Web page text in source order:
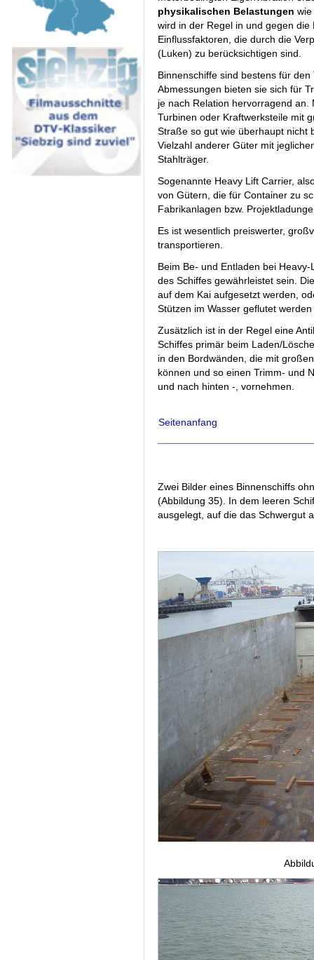
physikalischen Belastungen
wird in der Regel in und gegen
Einflussfaktoren, die durch die
(Luken) zu berücksichtigen sind.
Binnenschiffe sind bestens für
Abmessungen bieten sie sich für
je nach Relation hervorragend
Turbinen oder Kraftwerksteile mit
Straße so gut wie überhaupt nicht
Vielzahl anderer Güter mit
Stahlträger.
Sogenannte Heavy Lift Carrier,
von Gütern, die für Container zu
Fabrikanlagen bzw.
Es ist wesentlich preiswerter,
transportieren.
Beim Be- und Entladen bei
des Schiffes gewährleistet sein.
auf dem Kai aufgesetzt werden,
Stützen im Wasser geflutet
Zusätzlich ist in der Regel eine
Schiffes primär beim Laden/
in den Bordwänden, die mit
können und so einen Trimm- und
und nach hinten -, vornehmen.
Seitenanfang
Zwei Bilder eines Binnenschiffs
(Abbildung 35). In dem leeren
ausgelegt, auf die das Schwergut